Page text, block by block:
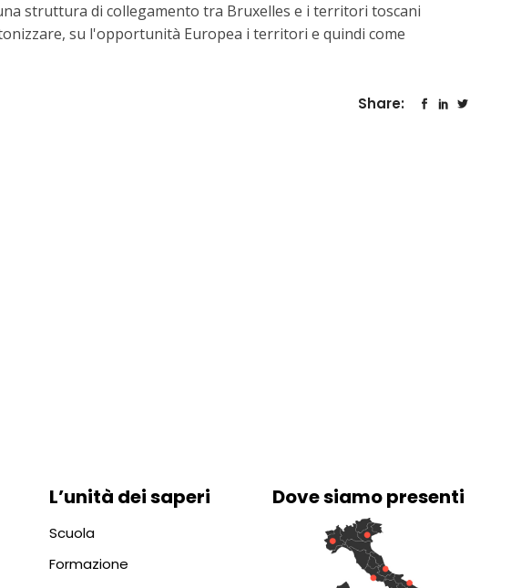
struttura di collegamento tra Bruxelles e i territori toscani
su l'opportunità Europea i territori e quindi come
Share:
L’unità dei saperi
Scuola
Formazione
Dove siamo presenti